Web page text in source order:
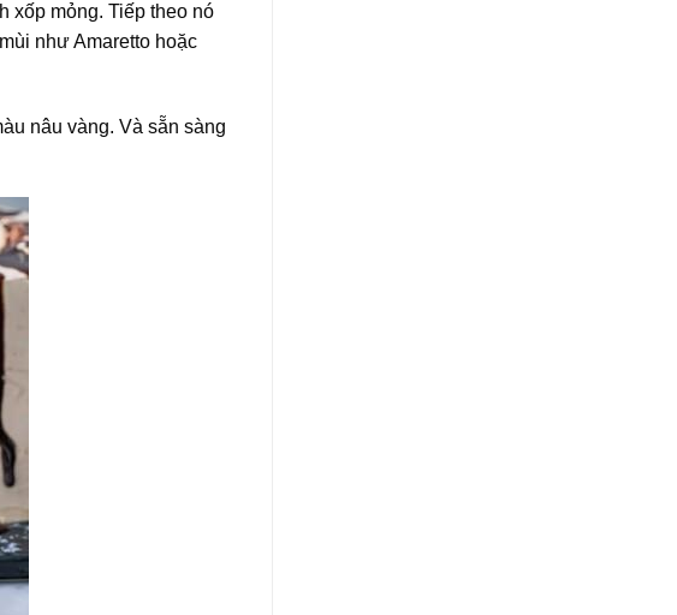
xốp mỏng. Tiếp theo nó
như Amaretto hoặc
nâu vàng. Và sẵn sàng